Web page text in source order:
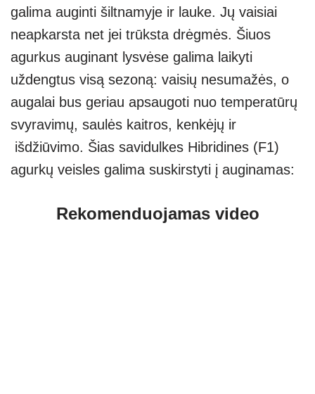
galima auginti šiltnamyje ir lauke. Jų vaisiai
neapkarsta net jei trūksta drėgmės. Šiuos
agurkus auginant lysvėse galima laikyti
uždengtus visą sezoną: vaisių nesumažės, o
augalai bus geriau apsaugoti nuo temperatūrų
svyravimų, saulės kaitros, kenkėjų ir
išdžiūvimo. Šias savidulkes Hibridines (F1)
agurkų veisles galima suskirstyti į auginamas:
Rekomenduojamas video